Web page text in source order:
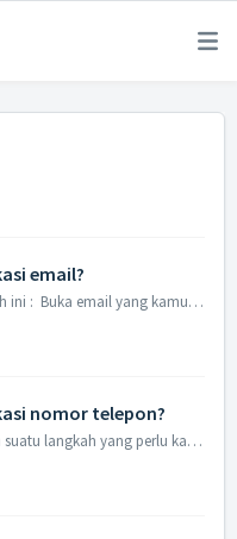
email?
Untuk Verifikasi email, ikuti langkah ini : Buka email yang kamu daftarkan Pastikan kamu menerima email verifikasi. Klik konfirmasi
nomor telepon?
Verification Phone Number adalah suatu langkah yang perlu kamu lakukan agar dapat : Account Kamu terhindar dari spam atau akses account yang tidak sah lain...